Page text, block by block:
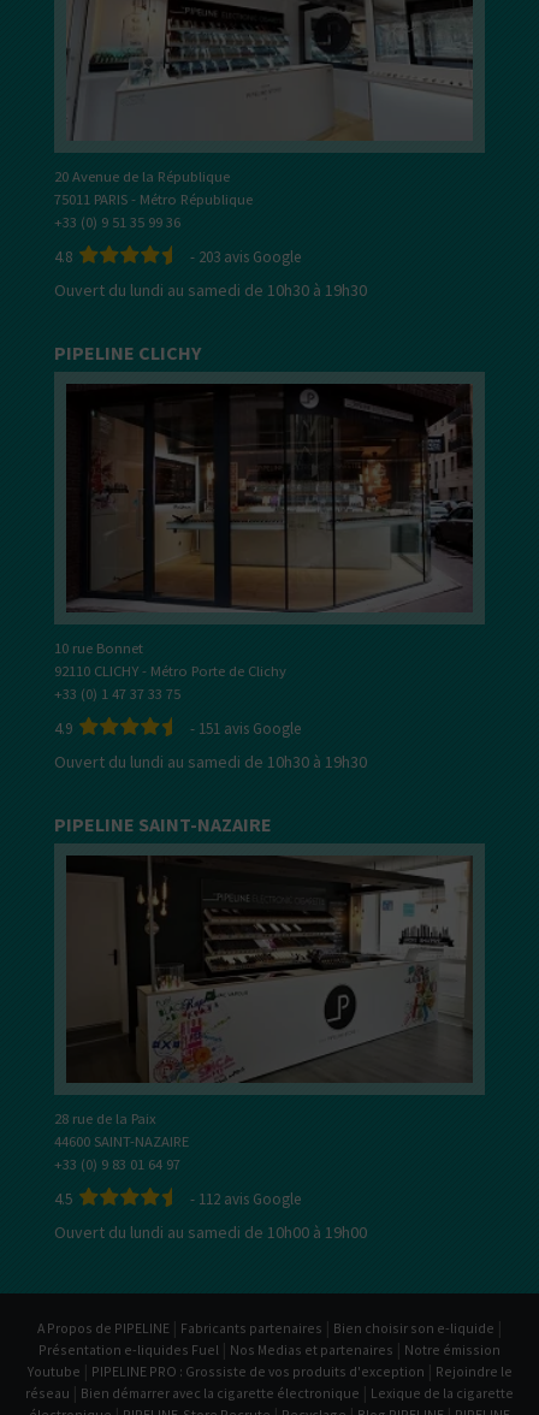
20 Avenue de la République
75011 PARIS - Métro République
+33 (0) 9 51 35 99 36
4.8 - 203 avis Google
Ouvert du lundi au samedi de 10h30 à 19h30
PIPELINE CLICHY
10 rue Bonnet
92110 CLICHY - Métro Porte de Clichy
+33 (0) 1 47 37 33 75
4.9 - 151 avis Google
Ouvert du lundi au samedi de 10h30 à 19h30
PIPELINE SAINT-NAZAIRE
28 rue de la Paix
44600 SAINT-NAZAIRE
+33 (0) 9 83 01 64 97
4.5 - 112 avis Google
Ouvert du lundi au samedi de 10h00 à 19h00
A Propos de PIPELINE | Fabricants partenaires | Bien choisir son e-liquide |
Présentation e-liquides Fuel | Nos Medias et partenaires | Notre émission
Youtube | PIPELINE PRO : Grossiste de vos produits d'exception | Rejoindre le
réseau | Bien démarrer avec la cigarette électronique | Lexique de la cigarette